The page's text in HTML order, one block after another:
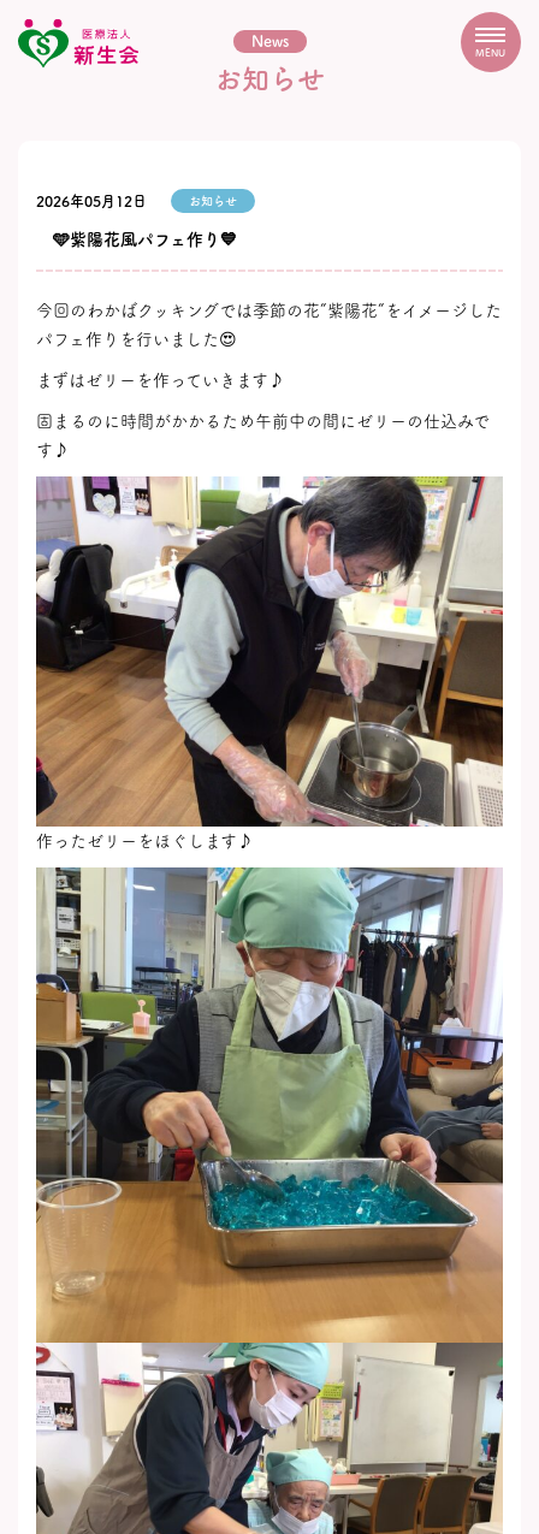
MENU
News
お知らせ
2026年05月12日 お知らせ
🩵紫陽花風パフェ作り💙
今回のわかばクッキングでは季節の花”紫陽花”をイメージした
パフェ作りを行いました😍
まずはゼリーを作っていきます♪
固まるのに時間がかかるため午前中の間にゼリーの仕込みで
す♪
作ったゼリーをほぐします♪